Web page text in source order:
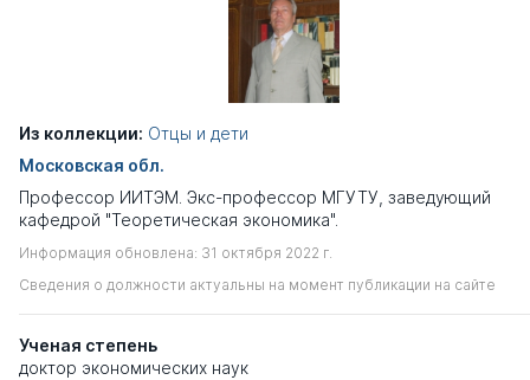
Из коллекции: Отцы и дети
Московская обл.
Профессор ИИТЭМ. Экс-профессор МГУТУ, заведующий
кафедрой "Теоретическая экономика".
Информация обновлена: 31 октября 2022 г.
Сведения о должности актуальны на момент публикации на сайте
Ученая степень
доктор экономических наук